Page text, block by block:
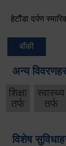
हेटौंडा दर्पण
बाँकी
अन्य
शिक्षा
तर्फ
स्वास्थ्य
तर्फ
विशेष